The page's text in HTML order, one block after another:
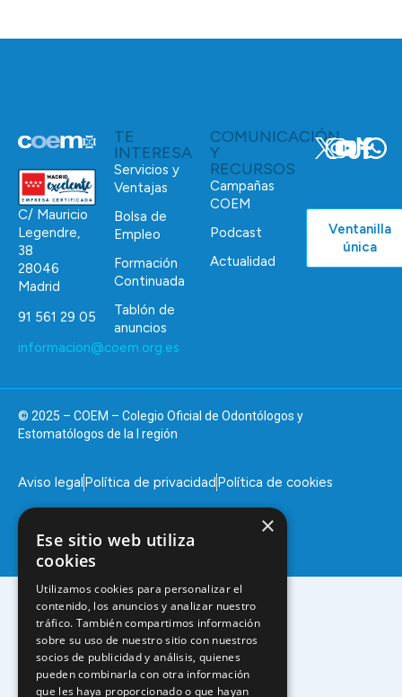
C/ Mauricio
Legendre,
38
28046
Madrid
91 561 29 05
informacion@coem.org.es
TE
INTERESA
Servicios y
Ventajas
Bolsa de
Empleo
Formación
Continuada
Tablón de
anuncios
COMUNICACIÓN
Y
RECURSOS
Campañas
COEM
Podcast
Actualidad
Ventanilla
única
© 2025 – COEM – Colegio Oficial de Odontólogos y
Estomatólogos de la I región
Aviso legalPolítica de privacidadPolítica de cookies
×
Ese sitio web utiliza
cookies
Utilizamos cookies para personalizar el
contenido, los anuncios y analizar nuestro
tráfico. También compartimos información
sobre su uso de nuestro sitio con nuestros
socios de publicidad y análisis, quienes
pueden combinarla con otra información
que les haya proporcionado o que hayan